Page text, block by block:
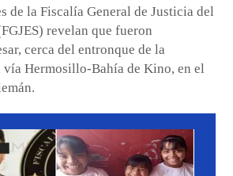
de la Fiscalía General de Justicia del
revelan que fueron
cerca del entronque de la
vía Hermosillo-Bahía de Kino, en el